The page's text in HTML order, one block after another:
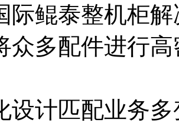
际鲲泰整机柜解
将众多配件进行高
设计匹配业务